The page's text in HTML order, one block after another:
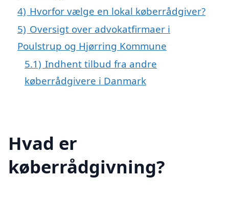
4) Hvorfor vælge en lokal køberrådgiver?
5) Oversigt over advokatfirmaer i
Poulstrup og Hjørring Kommune
5.1) Indhent tilbud fra andre
køberrådgivere i Danmark
Hvad er
køberrådgivning?